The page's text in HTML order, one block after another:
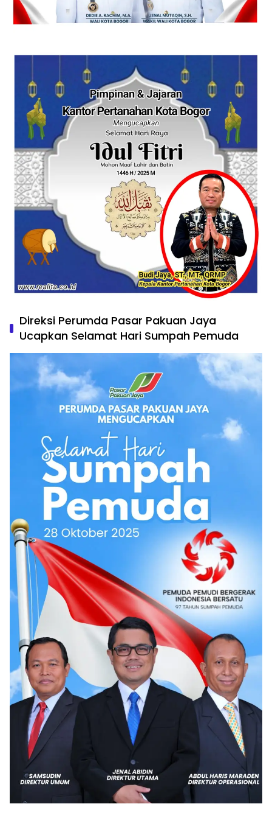
Direksi Perumda Pasar Pakuan Jaya
Ucapkan Selamat Hari Sumpah Pemuda